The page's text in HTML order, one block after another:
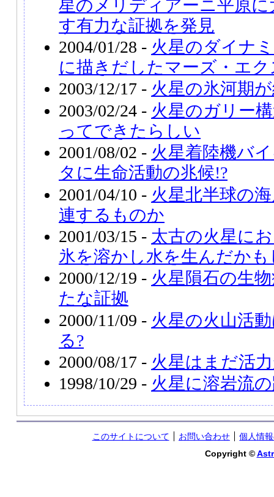
星のメリディアーニ平原
す有力な証拠を発見
2004/01/28 - 火星のダイナ
に描きだしたマーズ・エ
2003/12/17 - 火星の氷河期
2003/02/24 - 火星のガリー
ってできたらしい
2001/08/02 - 火星着陸機バ
タに生命活動の兆候!?
2001/04/10 - 火星北半球の
連するものか
2001/03/15 - 太古の火星に
氷を溶かし水を生んだか
2000/12/19 - 火星隕石の生
たな証拠
2000/11/09 - 火星の火山活
る?
2000/08/17 - 火星はまだ活
1998/10/29 - 火星に溶岩流
このサイトについて お問い合わせ
個人情
Copyright ©